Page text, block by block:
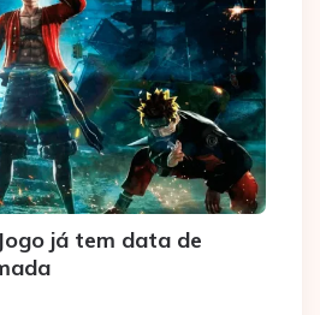
já tem data de